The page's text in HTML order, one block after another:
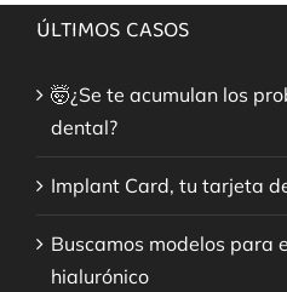
ÚLTIMOS CASOS
🤯¿Se te acumulan los
dental?
Implant Card, tu tarjeta
Buscamos modelos para
hialurónico